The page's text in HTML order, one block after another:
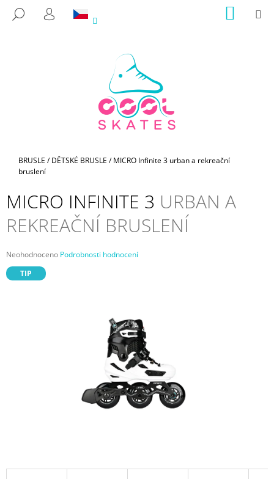
HLEDAT
PŘIHLÁŠENÍ KOŠÍK
Domů
BRUSLE / DĚTSKÉ BRUSLE / MICRO Infinite 3 urban a rekreační
bruslení
MICRO INFINITE 3 URBAN A
REKREAČNÍ BRUSLENÍ
Průměrné
hodnocení
produktu
Neohodnoceno Podrobnosti hodnocení
TIP
E
B
U
J
E
E
N
D